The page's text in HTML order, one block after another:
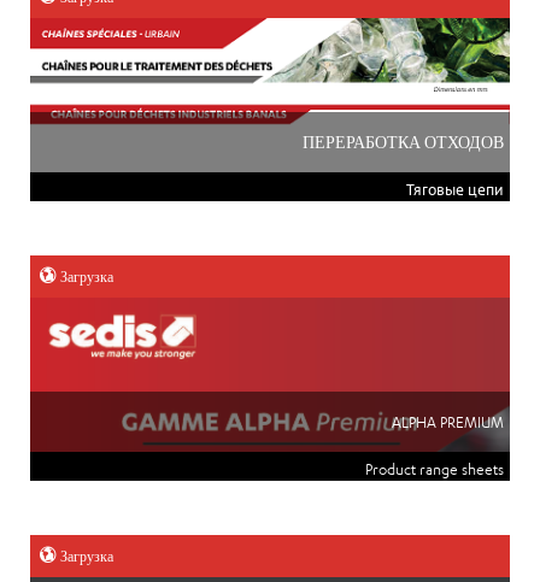
ПЕРЕРАБОТКА ОТХОДОВ
Тяговые цепи
Загрузка
ALPHA PREMIUM
Product range sheets
Загрузка